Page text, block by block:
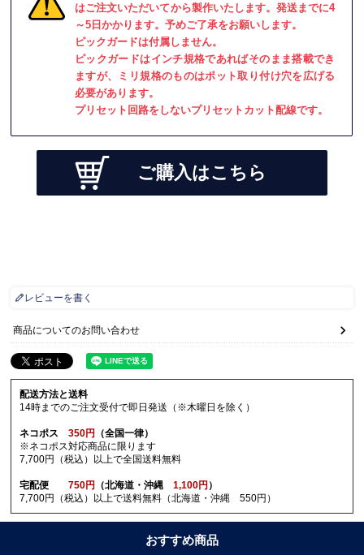
はご注文いただいてから製作いたします。発送までに4
～5日かかります。予めご了承をお願いします。
ピックガードは付属しません。
ピックガードはインチ規格であればそのまま搭載でき
ますが、ミリ規格のものはポット取り付け穴を広げる
必要があります。
プリセット回路をしないプリセットカット配線です。
ご購入はこちら
レビューを書く
商品についてのお問い合わせ
配送方法と送料
14時までのご注文受付で即日発送（※木曜日を除く）
ネコポス350円
（全国一律）
※ネコポス対応商品に限ります
7,700円（税込）以上で全国送料無料
宅配便750円 （北海道・沖縄1,100円 ）
7,700円（税込）以上で送料無料（北海道・沖縄 550円）
おすすめ商品